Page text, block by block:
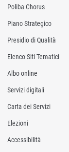
Poliba Chorus
Piano Strategico
Presidio di Qualità
Elenco Siti Tematici
Albo online
Servizi digitali
Carta dei Servizi
Elezioni
Accessibilità